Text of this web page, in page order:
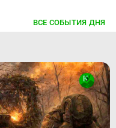
ВСЕ СОБЫТИЯ ДНЯ